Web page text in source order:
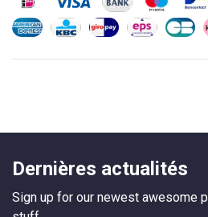
Dernières actualités
Sign up for our newest awesome